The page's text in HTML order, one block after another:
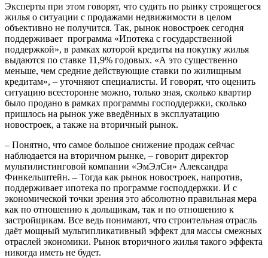
Эксперты при этом говорят, что судить по рынку строящегося
жилья о ситуации с продажами недвижимости в целом
объективно не получится. Так, рынок новостроек сегодня
поддерживает программа «Ипотека с государственной
поддержкой», в рамках которой кредиты на покупку жилья
выдаются по ставке 11,9% годовых. «А это существенно
меньше, чем средние действующие ставки по жилищным
кредитам», – уточняют специалисты. И говорят, что оценить
ситуацию всесторонне можно, только зная, сколько квартир
было продано в рамках программы господдержки, сколько
пришлось на рынок уже введённых в эксплуатацию
новостроек, а также на вторичный рынок.
– Понятно, что самое большое снижение продаж сейчас
наблюдается на вторичном рынке, – говорит директор
мультилистинговой компании «ЭмЭлСи» Александра
Финкельштейн. – Тогда как рынок новостроек, напротив,
поддерживает ипотека по программе господдержки. И с
экономической точки зрения это абсолютно правильная мера
как по отношению к дольщикам, так и по отношению к
застройщикам. Все ведь понимают, что строительная отрасль
даёт мощный мультипликативный эффект для массы смежных
отраслей экономики. Рынок вторичного жилья такого эффекта
никогда иметь не будет.